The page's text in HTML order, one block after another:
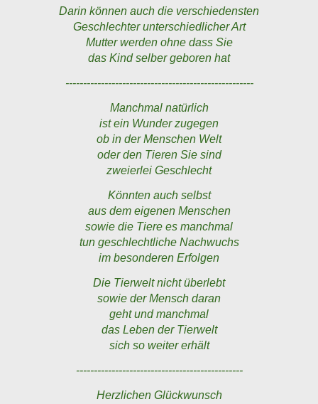
Darin können auch die verschiedensten
Geschlechter unterschiedlicher Art
Mutter werden ohne dass Sie
das Kind selber geboren hat
-----------------------------------------------------
Manchmal natürlich
ist ein Wunder zugegen
ob in der Menschen Welt
oder den Tieren Sie sind
zweierlei Geschlecht
Könnten auch selbst
aus dem eigenen Menschen
sowie die Tiere es manchmal
tun geschlechtliche Nachwuchs
im besonderen Erfolgen
Die Tierwelt nicht überlebt
sowie der Mensch daran
geht und manchmal
das Leben der Tierwelt
sich so weiter erhält
-----------------------------------------------
Herzlichen Glückwunsch